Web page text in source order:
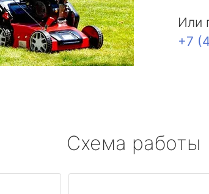
Или
+7
Схема работы